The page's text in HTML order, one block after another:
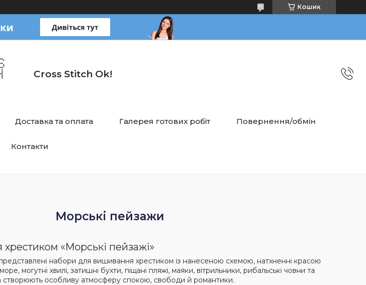
Кошик
Cross Stitch Ok!
Доставка та оплата Галерея готових робіт Повернення/обмін
Контакти
Морські пейзажи
«Морські пейзажі»
набори для вишивання хрестиком із нанесеною схемою, натхненні красою
могутні хвилі, затишні бухти, піщані пляжі, маяки, вітрильники, рибальські човни та
створюють особливу атмосферу спокою, свободи й романтики.